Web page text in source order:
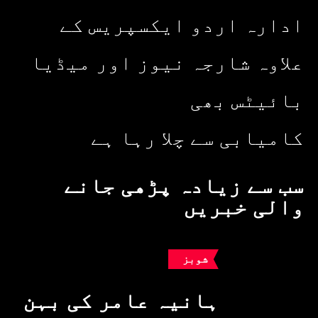
ادارہ اردو ایکسپریس کے
علاوہ شارجہ نیوز اور میڈیا
بائیٹس بھی
کامیابی سے چلا رہا ہے
سب سے زیادہ پڑھی جانے
والی خبریں
شوبز
ہانیہ عامر کی بہن